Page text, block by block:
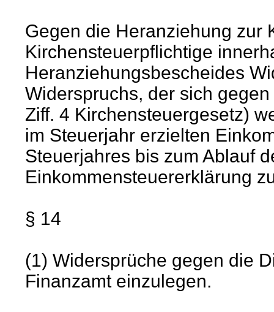
Gegen die Heranziehung zur
Kirchensteuerpflichtige
Heranziehungsbescheides
Widerspruchs, der sich
Ziff. 4 Kirchensteuergesetz)
im Steuerjahr erzielten
Steuerjahres bis zum Ablauf
Einkommensteuererklärung
§ 14
(1) Widersprüche gegen die
Finanzamt einzulegen.